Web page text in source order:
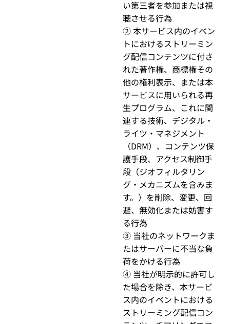
い第三者を参加または視
聴させる行為
② 本サービス内のイベン
トにおけるストリーミン
グ配信コンテンツに付さ
れた著作権、商標権その
他の権利表示、または本
サービスに用いられる再
生プログラム、これに関
連する技術、デジタル・
ライツ・マネジメント
（DRM）、コンテンツ保
護手段、アクセス制御手
段（ジオフィルタリン
グ・メカニズムを含みま
す。）を削除、変更、回
避、無効化または妨害す
る行為
③ 当社のネットワークま
たはサーバーに不当な負
荷をかける行為
④ 当社が明示的に許可し
た場合を除き、本サービ
ス内のイベントにおける
ストリーミング配信コン